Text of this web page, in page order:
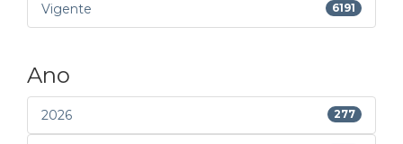
Vigente 6191
Ano
2026 277